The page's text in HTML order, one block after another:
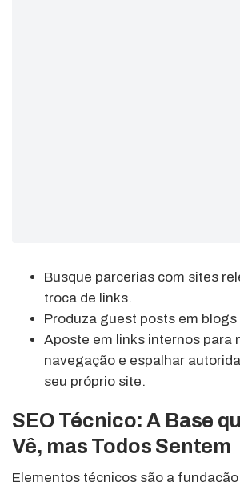
Busque parcerias com sites
troca de links.
Produza guest posts em blogs
Aposte em links internos para
navegação e espalhar
seu próprio site.
SEO Técnico: A Base
Vê, mas Todos Sentem
Elementos técnicos são a